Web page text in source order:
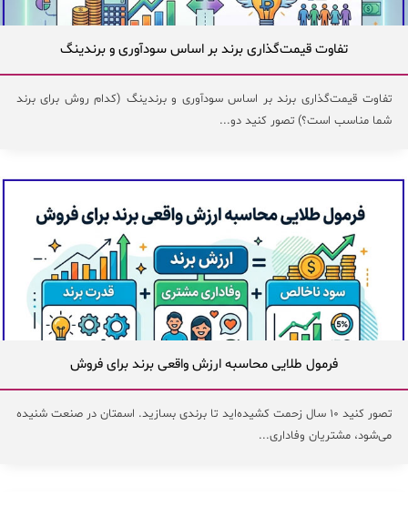
تفاوت قیمت‌گذاری برند بر اساس سودآوری و برندینگ
تفاوت قیمت‌گذاری برند بر اساس سودآوری و برندینگ (کدام روش برای برند
شما مناسب است؟) تصور کنید دو...
فرمول طلایی محاسبه ارزش واقعی برند برای فروش
تصور کنید ۱۰ سال زحمت کشیده‌اید تا برندی بسازید. اسمتان در صنعت شنیده
می‌شود، مشتریان وفاداری...